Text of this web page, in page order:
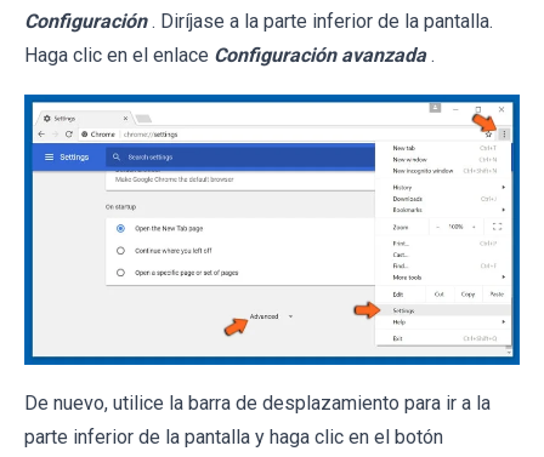
Configuración . Diríjase a la parte inferior de la pantalla.
Haga clic en el enlace Configuración avanzada .
De nuevo, utilice la barra de desplazamiento para ir a la
parte inferior de la pantalla y haga clic en el botón